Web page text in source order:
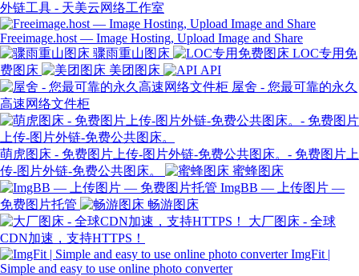
外链工具 - 天美云网络工作室
Freeimage.host — Image Hosting, Upload Image and Share
骤雨重山图床
LOC专用免
费图床
美团图床
API
屋舍 - 您最可靠的永久
高速网络文件柜
萌虎图床 - 免费图片上传-图片外链-免费公共图床。- 免费图片上
传-图片外链-免费公共图床。
蜜蜂图床
ImgBB — 上传图片 —
免费图片托管
畅游图床
大厂图床 - 全球
CDN加速，支持HTTPS！
ImgFit |
Simple and easy to use online photo converter